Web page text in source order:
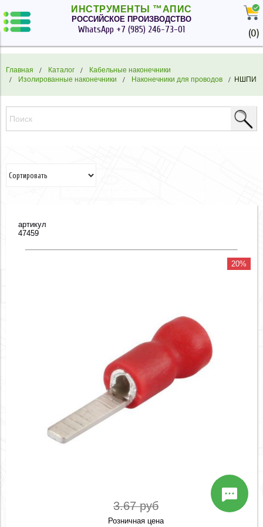
ИНСТРУМЕНТЫ ™АПИС
РОССИЙСКОЕ ПРОИЗВОДСТВО
WhatsApp +7 (985) 246-73-01 (0)
Главная Каталог
Кабельные наконечники
Изолированные наконечники
Наконечники для проводов НШПИ
артикул
47459
20%
3.67 руб
Розничная цена